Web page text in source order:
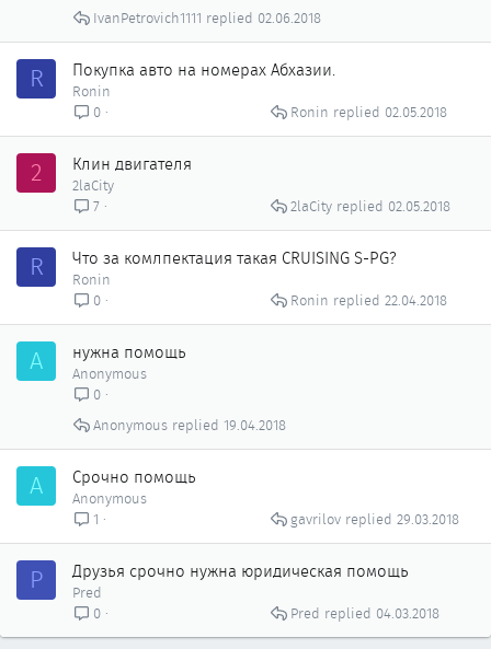
02.06.2018
IvanPetrovich1111
R Покупка авто на номерах Абхазии.
Ronin
0
02.05.2018
Ronin
2 Клин двигателя
2laCity
7
02.05.2018
2laCity
R Что за комлпектация такая CRUISING S-PG?
Ronin
0
22.04.2018
Ronin
A нужна помощь
Anonymous
0
19.04.2018
Anonymous
A Срочно помощь
Anonymous
1
29.03.2018
gavrilov
P Друзья срочно нужна юридическая помощь
Pred
0
04.03.2018
Pred